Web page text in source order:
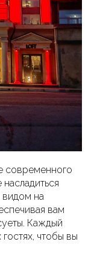
современного
на
вам
Каждый
чтобы вы